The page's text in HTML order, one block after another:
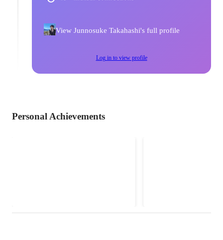
View Junnosuke Takahashi's full profile
Log in to view profile
Personal Achievements
きる
楽曲をインターネッ